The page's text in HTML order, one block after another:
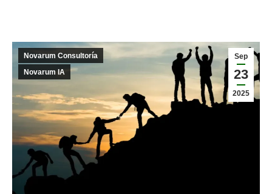
Sep
23
2025
Novarum Consultoría
Novarum IA